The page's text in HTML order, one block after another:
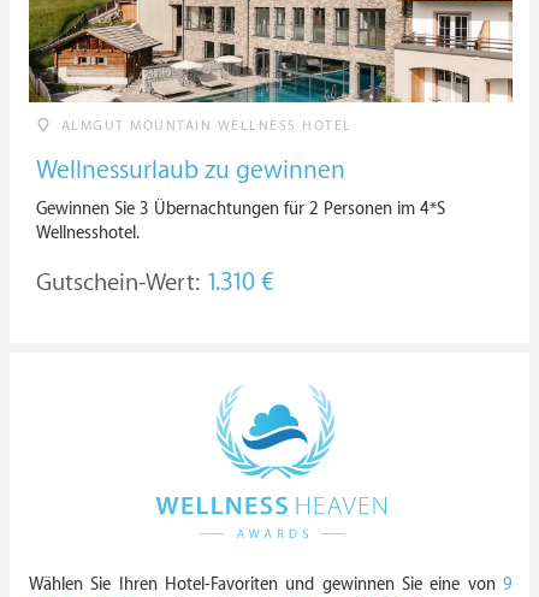
ALMGUT MOUNTAIN WELLNESS HOTEL
Wellnessurlaub zu gewinnen
Gewinnen Sie 3 Übernachtungen für 2 Personen im 4*S
Wellnesshotel.
Gutschein-Wert: 1.310 €
Wählen Sie Ihren Hotel-Favoriten und gewinnen Sie eine von 9